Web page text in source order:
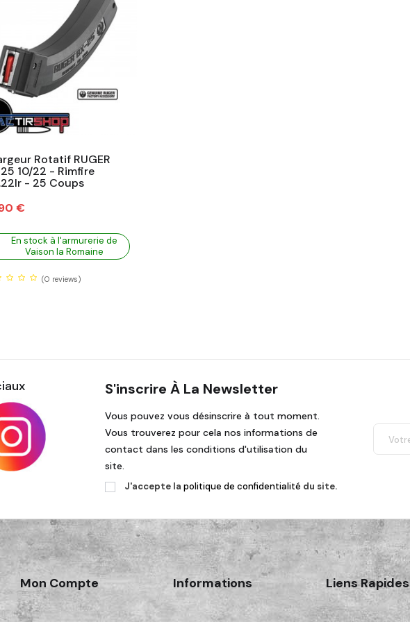
Rotatif RUGER
10/22 - Rimfire
- 25 Coups
€
En stock à l'armurerie de
Vaison la Romaine
(0 reviews)
S'inscrire À La Newsletter
Vous pouvez vous désinscrire à tout moment.
Vous trouverez pour cela nos informations de
contact dans les conditions d'utilisation du
site.
J'accepte la politique de confidentialité du site.
Mon Compte Informations Liens Rapides